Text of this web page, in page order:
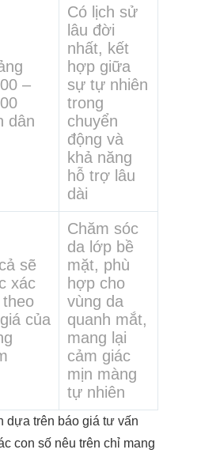
–
dân
Có lịch sử
lâu đời
nhất, kết
hợp giữa
sự tự nhiên
trong
chuyển
động và
khả năng
hỗ trợ lâu
dài
sẽ
xác
theo
của
Chăm sóc
da lớp bề
mặt, phù
hợp cho
vùng da
quanh mắt,
mang lại
cảm giác
mịn màng
tự nhiên
dựa trên báo giá tư vấn
con số nêu trên chỉ mang